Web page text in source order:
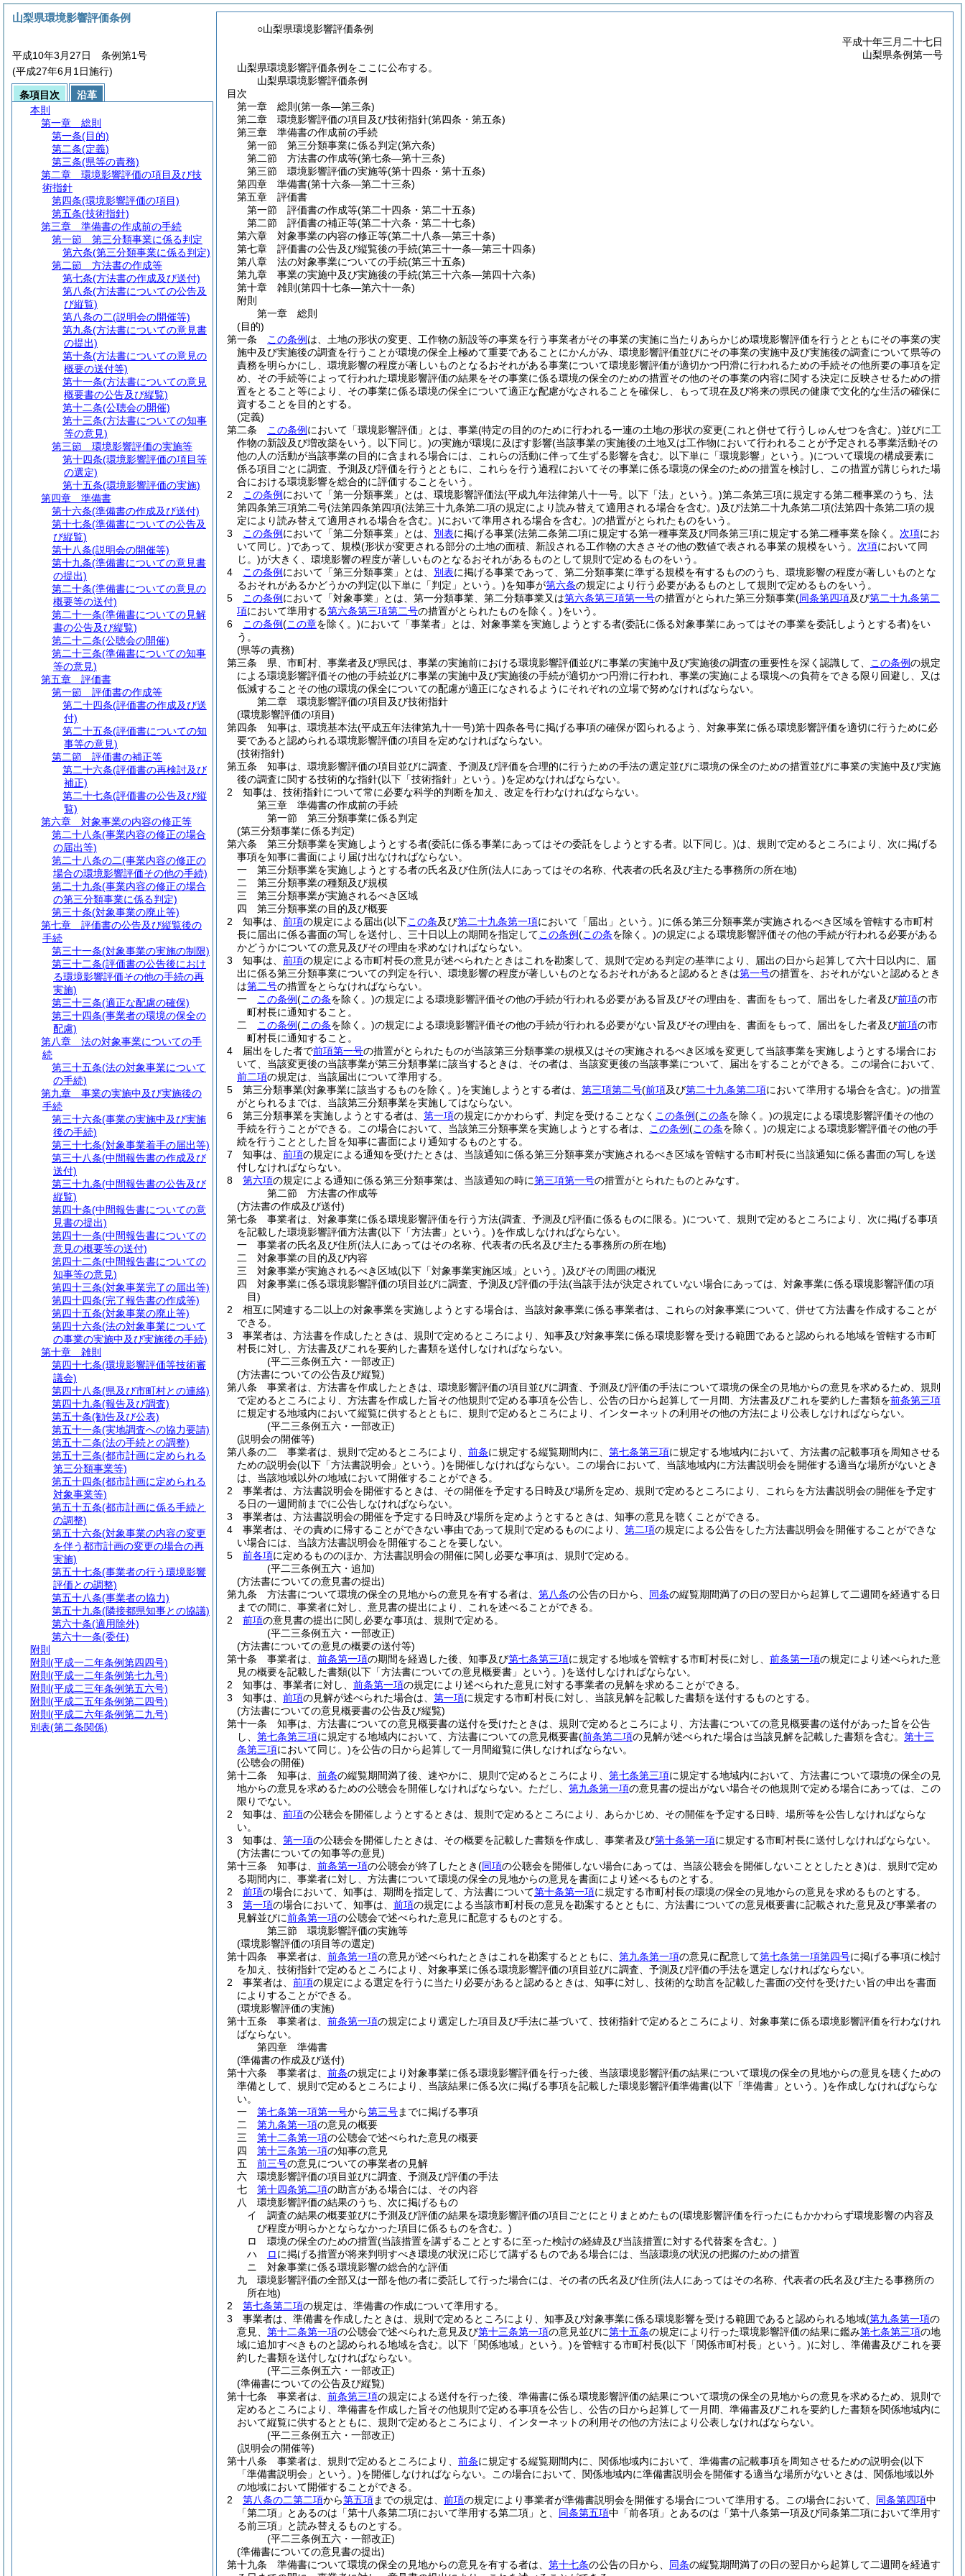
○山梨県環境影響評価条例
平成十年三月二十七日
山梨県条例第一号
山梨県環境影響評価条例をここに公布する。
山梨県環境影響評価条例
目次
第一章
総則 (第一条―第三条)
第二章
環境影響評価の項目及び技術指針(第四条・第五条)
第三章
準備書の作成前の手続
第一節
第三分類事業に係る判定(第六条)
第二節
方法書の作成等(第七条―第十三条)
第三節
環境影響評価の実施等(第十四条・第十五条)
第四章
準備書(第十六条―第二十三条)
第五章
評価書
第一節
評価書の作成等(第二十四条・第二十五条)
第二節
評価書の補正等(第二十六条・第二十七条)
第六章
対象事業の内容の修正等(第二十八条―第三十条)
第七章
評価書の公告及び縦覧後の手続(第三十一条―第三十四条)
第八章
法の対象事業についての手続(第三十五条)
第九章
事業の実施中及び実施後の手続(第三十六条―第四十六条)
第十章
雑則 (第四十七条―第六十一条)
附則
第一章
総則
(目的)
第一条
この条例 は、土地の形状の変更、工作物の新設等の事業を行う事業者がその事業の実施に当たりあらかじめ環境影響評価を行うとともにその事業の実
施中及び実施後の調査を行うことが環境の保全上極めて重要であることにかんがみ、環境影響評価並びにその事業の実施中及び実施後の調査について県等の
責務を明らかにし、環境影響の程度が著しいものとなるおそれがある事業について環境影響評価が適切かつ円滑に行われるための手続その他所要の事項を定
め、その手続等によって行われた環境影響評価の結果をその事業に係る環境の保全のための措置その他のその事業の内容に関する決定に反映させるための措
置をとること等により、その事業に係る環境の保全について適正な配慮がなされることを確保し、もって現在及び将来の県民の健康で文化的な生活の確保に
資することを目的とする。
(定義)
第二条
この条例 において「環境影響評価」とは、事業(特定の目的のために行われる一連の土地の形状の変更(これと併せて行うしゅんせつを含む。)並びに工
作物の新設及び増改築をいう。以下同じ。)の実施が環境に及ぼす影響(当該事業の実施後の土地又は工作物において行われることが予定される事業活動その
他の人の活動が当該事業の目的に含まれる場合には、これらの活動に伴って生ずる影響を含む。以下単に「環境影響」という。)について環境の構成要素に
係る項目ごとに調査、予測及び評価を行うとともに、これらを行う過程においてその事業に係る環境の保全のための措置を検討し、この措置が講じられた場
合における環境影響を総合的に評価することをいう。
2
この条例 において「第一分類事業」とは、環境影響評価法(平成九年法律第八十一号。以下「法」という。)第二条第三項に規定する第二種事業のうち、法
第四条第三項第二号(法第四条第四項(法第三十九条第二項の規定により読み替えて適用される場合を含む。)及び法第二十九条第二項(法第四十条第二項の規
定により読み替えて適用される場合を含む。)において準用される場合を含む。)の措置がとられたものをいう。
3
この条例 において「第二分類事業」とは、 別表に掲げる事業(法第二条第二項に規定する第一種事業及び同条第三項に規定する第二種事業を除く。 次項にお
いて同じ。)であって、規模(形状が変更される部分の土地の面積、新設される工作物の大きさその他の数値で表される事業の規模をいう。 次項において同
じ。)が大きく、環境影響の程度が著しいものとなるおそれがあるものとして規則で定めるものをいう。
4
この条例 において「第三分類事業」とは、 別表に掲げる事業であって、第二分類事業に準ずる規模を有するもののうち、環境影響の程度が著しいものとな
るおそれがあるかどうかの判定(以下単に「判定」という。)を知事が第六条の規定により行う必要があるものとして規則で定めるものをいう。
5
この条例 において「対象事業」とは、第一分類事業、第二分類事業又は第六条第三項第一号の措置がとられた第三分類事業(同条第四項及び第二十九条第二
項において準用する第六条第三項第二号の措置がとられたものを除く。)をいう。
6
この条例(この章を除く。)において「事業者」とは、対象事業を実施しようとする者(委託に係る対象事業にあってはその事業を委託しようとする者)をい
う。
(県等の責務)
第三条
県、市町村、事業者及び県民は、事業の実施前における環境影響評価並びに事業の実施中及び実施後の調査の重要性を深く認識して、 この条例の規定
による環境影響評価その他の手続並びに事業の実施中及び実施後の手続が適切かつ円滑に行われ、事業の実施による環境への負荷をできる限り回避し、又は
低減することその他の環境の保全についての配慮が適正になされるようにそれぞれの立場で努めなければならない。
第二章
環境影響評価の項目及び技術指針
(環境影響評価の項目)
第四条
知事は、環境基本法(平成五年法律第九十一号)第十四条各号に掲げる事項の確保が図られるよう、対象事業に係る環境影響評価を適切に行うために必
要であると認められる環境影響評価の項目を定めなければならない。
(技術指針)
第五条
知事は、環境影響評価の項目並びに調査、予測及び評価を合理的に行うための手法の選定並びに環境の保全のための措置並びに事業の実施中及び実施
後の調査に関する技術的な指針(以下「技術指針」という。)を定めなければならない。
2
知事は、技術指針について常に必要な科学的判断を加え、改定を行わなければならない。
第三章
準備書の作成前の手続
第一節
第三分類事業に係る判定
(第三分類事業に係る判定)
第六条
第三分類事業を実施しようとする者(委託に係る事業にあってはその委託をしようとする者。以下同じ。)は、規則で定めるところにより、次に掲げる
事項を知事に書面により届け出なければならない。
一
第三分類事業を実施しようとする者の氏名及び住所(法人にあってはその名称、代表者の氏名及び主たる事務所の所在地)
二
第三分類事業の種類及び規模
三
第三分類事業が実施されるべき区域
四
第三分類事業の目的及び概要
2
知事は、 前項の規定による届出(以下この条及び第二十九条第一項において「届出」という。)に係る第三分類事業が実施されるべき区域を管轄する市町村
長に届出に係る書面の写しを送付し、三十日以上の期間を指定してこの条例(この条を除く。)の規定による環境影響評価その他の手続が行われる必要がある
かどうかについての意見及びその理由を求めなければならない。
3
知事は、 前項の規定による市町村長の意見が述べられたときはこれを勘案して、規則で定める判定の基準により、届出の日から起算して六十日以内に、届
出に係る第三分類事業についての判定を行い、環境影響の程度が著しいものとなるおそれがあると認めるときは第一号の措置を、おそれがないと認めるとき
は第二号の措置をとらなければならない。
一
この条例(この条を除く。)の規定による環境影響評価その他の手続が行われる必要がある旨及びその理由を、書面をもって、届出をした者及び前項の市
町村長に通知すること。
二
この条例(この条を除く。)の規定による環境影響評価その他の手続が行われる必要がない旨及びその理由を、書面をもって、届出をした者及び前項の市
町村長に通知すること。
4
届出をした者で前項第一号の措置がとられたものが当該第三分類事業の規模又はその実施されるべき区域を変更して当該事業を実施しようとする場合にお
いて、当該変更後の当該事業が第三分類事業に該当するときは、その者は、当該変更後の当該事業について、届出をすることができる。
この場合において、
前二項の規定は、当該届出について準用する。
5
第三分類事業(対象事業に該当するものを除く。)を実施しようとする者は、 第三項第二号(前項及び第二十九条第二項において準用する場合を含む。)の措置
がとられるまでは、当該第三分類事業を実施してはならない。
6
第三分類事業を実施しようとする者は、 第一項の規定にかかわらず、判定を受けることなく この条例(この条を除く。)の規定による環境影響評価その他の
手続を行うことができる。
この場合において、当該第三分類事業を実施しようとする者は、 この条例(この条を除く。)の規定による環境影響評価その他の手
続を行うこととした旨を知事に書面により通知するものとする。
7
知事は、 前項の規定による通知を受けたときは、当該通知に係る第三分類事業が実施されるべき区域を管轄する市町村長に当該通知に係る書面の写しを送
付しなければならない。
8
第六項の規定による通知に係る第三分類事業は、当該通知の時に第三項第一号の措置がとられたものとみなす。
第二節
方法書の作成等
(方法書の作成及び送付)
第七条
事業者は、対象事業に係る環境影響評価を行う方法(調査、予測及び評価に係るものに限る。)について、規則で定めるところにより、次に掲げる事項
を記載した環境影響評価方法書(以下「方法書」という。)を作成しなければならない。
一
事業者の氏名及び住所(法人にあってはその名称、代表者の氏名及び主たる事務所の所在地)
二
対象事業の目的及び内容
三
対象事業が実施されるべき区域(以下「対象事業実施区域」という。)及びその周囲の概況
四
対象事業に係る環境影響評価の項目並びに調査、予測及び評価の手法(当該手法が決定されていない場合にあっては、対象事業に係る環境影響評価の項
目)
2
相互に関連する二以上の対象事業を実施しようとする場合は、当該対象事業に係る事業者は、これらの対象事業について、併せて方法書を作成することが
できる。
3
事業者は、方法書を作成したときは、規則で定めるところにより、知事及び対象事業に係る環境影響を受ける範囲であると認められる地域を管轄する市町
村長に対し、方法書及びこれを要約した書類を送付しなければならない。
(平二三条例五六・一部改正)
(方法書についての公告及び縦覧)
第八条
事業者は、方法書を作成したときは、環境影響評価の項目並びに調査、予測及び評価の手法について環境の保全の見地からの意見を求めるため、規則
で定めるところにより、方法書を作成した旨その他規則で定める事項を公告し、公告の日から起算して一月間、方法書及びこれを要約した書類を前条第三項
に規定する地域内において縦覧に供するとともに、規則で定めるところにより、インターネットの利用その他の方法により公表しなければならない。
(平二三条例五六・一部改正)
(説明会の開催等)
第八条の二
事業者は、規則で定めるところにより、 前条に規定する縦覧期間内に、 第七条第三項に規定する地域内において、方法書の記載事項を周知させる
ための説明会(以下「方法書説明会」という。)を開催しなければならない。
この場合において、当該地域内に方法書説明会を開催する適当な場所がないとき
は、当該地域以外の地域において開催することができる。
2
事業者は、方法書説明会を開催するときは、その開催を予定する日時及び場所を定め、規則で定めるところにより、これらを方法書説明会の開催を予定す
る日の一週間前までに公告しなければならない。
3
事業者は、方法書説明会の開催を予定する日時及び場所を定めようとするときは、知事の意見を聴くことができる。
4
事業者は、その責めに帰することができない事由であって規則で定めるものにより、 第二項の規定による公告をした方法書説明会を開催することができな
い場合には、当該方法書説明会を開催することを要しない。
5
前各項に定めるもののほか、方法書説明会の開催に関し必要な事項は、規則で定める。
(平二三条例五六・追加)
(方法書についての意見書の提出)
第九条
方法書について環境の保全の見地からの意見を有する者は、 第八条の公告の日から、 同条の縦覧期間満了の日の翌日から起算して二週間を経過する日
までの間に、事業者に対し、意見書の提出により、これを述べることができる。
2
前項の意見書の提出に関し必要な事項は、規則で定める。
(平二三条例五六・一部改正)
(方法書についての意見の概要の送付等)
第十条
事業者は、 前条第一項の期間を経過した後、知事及び第七条第三項に規定する地域を管轄する市町村長に対し、 前条第一項の規定により述べられた意
見の概要を記載した書類(以下「方法書についての意見概要書」という。)を送付しなければならない。
2
知事は、事業者に対し、 前条第一項の規定により述べられた意見に対する事業者の見解を求めることができる。
3
知事は、 前項の見解が述べられた場合は、 第一項に規定する市町村長に対し、当該見解を記載した書類を送付するものとする。
(方法書についての意見概要書の公告及び縦覧)
第十一条
知事は、方法書についての意見概要書の送付を受けたときは、規則で定めるところにより、方法書についての意見概要書の送付があった旨を公告
し、 第七条第三項に規定する地域内において、方法書についての意見概要書(前条第二項の見解が述べられた場合は当該見解を記載した書類を含む。 第十三
条第三項において同じ。)を公告の日から起算して一月間縦覧に供しなければならない。
(公聴会の開催)
第十二条
知事は、 前条の縦覧期間満了後、速やかに、規則で定めるところにより、 第七条第三項に規定する地域内において、方法書について環境の保全の見
地からの意見を求めるための公聴会を開催しなければならない。 ただし、 第九条第一項の意見書の提出がない場合その他規則で定める場合にあっては、この
限りでない。
2
知事は、 前項の公聴会を開催しようとするときは、規則で定めるところにより、あらかじめ、その開催を予定する日時、場所等を公告しなければならな
い。
3
知事は、 第一項の公聴会を開催したときは、その概要を記載した書類を作成し、事業者及び第十条第一項に規定する市町村長に送付しなければならない。
(方法書についての知事等の意見)
第十三条
知事は、 前条第一項の公聴会が終了したとき(同項の公聴会を開催しない場合にあっては、当該公聴会を開催しないこととしたとき)は、規則で定め
る期間内に、事業者に対し、方法書について環境の保全の見地からの意見を書面により述べるものとする。
2
前項の場合において、知事は、期間を指定して、方法書について第十条第一項に規定する市町村長の環境の保全の見地からの意見を求めるものとする。
3
第一項の場合において、知事は、 前項の規定による当該市町村長の意見を勘案するとともに、方法書についての意見概要書に記載された意見及び事業者の
見解並びに前条第一項の公聴会で述べられた意見に配意するものとする。
第三節
環境影響評価の実施等
(環境影響評価の項目等の選定)
第十四条
事業者は、 前条第一項の意見が述べられたときはこれを勘案するとともに、 第九条第一項の意見に配意して第七条第一項第四号に掲げる事項に検討
を加え、技術指針で定めるところにより、対象事業に係る環境影響評価の項目並びに調査、予測及び評価の手法を選定しなければならない。
2
事業者は、 前項の規定による選定を行うに当たり必要があると認めるときは、知事に対し、技術的な助言を記載した書面の交付を受けたい旨の申出を書面
によりすることができる。
(環境影響評価の実施)
第十五条
事業者は、 前条第一項の規定により選定した項目及び手法に基づいて、技術指針で定めるところにより、対象事業に係る環境影響評価を行わなけれ
ばならない。
第四章
準備書
(準備書の作成及び送付)
第十六条
事業者は、 前条の規定により対象事業に係る環境影響評価を行った後、当該環境影響評価の結果について環境の保全の見地からの意見を聴くための
準備として、規則で定めるところにより、当該結果に係る次に掲げる事項を記載した環境影響評価準備書(以下「準備書」という。)を作成しなければならな
い。
一
第七条第一項第一号から第三号までに掲げる事項
二
第九条第一項の意見の概要
三
第十二条第一項の公聴会で述べられた意見の概要
四
第十三条第一項の知事の意見
五
前三号の意見についての事業者の見解
六
環境影響評価の項目並びに調査、予測及び評価の手法
七
第十四条第二項の助言がある場合には、その内容
八
環境影響評価の結果のうち、次に掲げるもの
イ
調査の結果の概要並びに予測及び評価の結果を環境影響評価の項目ごとにとりまとめたもの(環境影響評価を行ったにもかかわらず環境影響の内容及
び程度が明らかとならなかった項目に係るものを含む。)
ロ
環境の保全のための措置(当該措置を講ずることとするに至った検討の経緯及び当該措置に対する代替案を含む。)
ハ
ロに掲げる措置が将来判明すべき環境の状況に応じて講ずるものである場合には、当該環境の状況の把握のための措置
ニ
対象事業に係る環境影響の総合的な評価
九
環境影響評価の全部又は一部を他の者に委託して行った場合には、その者の氏名及び住所(法人にあってはその名称、代表者の氏名及び主たる事務所の
所在地)
2
第七条第二項の規定は、準備書の作成について準用する。
3
事業者は、準備書を作成したときは、規則で定めるところにより、知事及び対象事業に係る環境影響を受ける範囲であると認められる地域(第九条第一項の
意見、 第十二条第一項の公聴会で述べられた意見及び第十三条第一項の意見並びに第十五条の規定により行った環境影響評価の結果に鑑み第七条第三項の地
域に追加すべきものと認められる地域を含む。以下「関係地域」という。)を管轄する市町村長(以下「関係市町村長」という。)に対し、準備書及びこれを要
約した書類を送付しなければならない。
(平二三条例五六・一部改正)
(準備書についての公告及び縦覧)
第十七条
事業者は、 前条第三項の規定による送付を行った後、準備書に係る環境影響評価の結果について環境の保全の見地からの意見を求めるため、規則で
定めるところにより、準備書を作成した旨その他規則で定める事項を公告し、公告の日から起算して一月間、準備書及びこれを要約した書類を関係地域内に
おいて縦覧に供するとともに、規則で定めるところにより、インターネットの利用その他の方法により公表しなければならない。
(平二三条例五六・一部改正)
(説明会の開催等)
第十八条
事業者は、規則で定めるところにより、 前条に規定する縦覧期間内に、関係地域内において、準備書の記載事項を周知させるための説明会(以下
「準備書説明会」という。)を開催しなければならない。
この場合において、関係地域内に準備書説明会を開催する適当な場所がないときは、関係地域以外
の地域において開催することができる。
2
第八条の二第二項から第五項までの規定は、 前項の規定により事業者が準備書説明会を開催する場合について準用する。 この場合において、 同条第四項中
「第二項」とあるのは「第十八条第二項において準用する第二項」と、 同条第五項中「前各項」とあるのは「第十八条第一項及び同条第二項において準用す
る前三項」と読み替えるものとする。
(平二三条例五六・一部改正)
(準備書についての意見書の提出)
第十九条
準備書について環境の保全の見地からの意見を有する者は、 第十七条の公告の日から、 同条の縦覧期間満了の日の翌日から起算して二週間を経過す
山梨県環境影響評価条例
平成10年3月27日 条例第1号
(平成27年6月1日施行)
条項目次
沿革
本則
第一章
総則
第一条(目的)
第二条(定義)
第三条(県等の責務)
第二章
環境影響評価の項目及び技
術指針
第四条(環境影響評価の項目)
第五条(技術指針)
第三章
準備書の作成前の手続
第一節
第三分類事業に係る判定
第六条(第三分類事業に係る判定)
第二節
方法書の作成等
第七条(方法書の作成及び送付)
第八条(方法書についての公告及
び縦覧)
第八条の二(説明会の開催等)
第九条(方法書についての意見書
の提出)
第十条(方法書についての意見の
概要の送付等)
第十一条(方法書についての意見
概要書の公告及び縦覧)
第十二条(公聴会の開催)
第十三条(方法書についての知事
等の意見)
第三節
環境影響評価の実施等
第十四条(環境影響評価の項目等
の選定)
第十五条(環境影響評価の実施)
第四章
準備書
第十六条(準備書の作成及び送付)
第十七条(準備書についての公告及
び縦覧)
第十八条(説明会の開催等)
第十九条(準備書についての意見書
の提出)
第二十条(準備書についての意見の
概要等の送付)
第二十一条(準備書についての見解
書の公告及び縦覧)
第二十二条(公聴会の開催)
第二十三条(準備書についての知事
等の意見)
第五章
評価書
第一節
評価書の作成等
第二十四条(評価書の作成及び送
付)
第二十五条(評価書についての知
事等の意見)
第二節
評価書の補正等
第二十六条(評価書の再検討及び
補正)
第二十七条(評価書の公告及び縦
覧)
第六章
対象事業の内容の修正等
第二十八条(事業内容の修正の場合
の届出等)
第二十八条の二(事業内容の修正の
場合の環境影響評価その他の手続)
第二十九条(事業内容の修正の場合
の第三分類事業に係る判定)
第三十条(対象事業の廃止等)
第七章
評価書の公告及び縦覧後の
手続
第三十一条(対象事業の実施の制限)
第三十二条(評価書の公告後におけ
る環境影響評価その他の手続の再
実施)
第三十三条(適正な配慮の確保)
第三十四条(事業者の環境の保全の
配慮)
第八章
法の対象事業についての手
続
第三十五条(法の対象事業について
の手続)
第九章
事業の実施中及び実施後の
手続
第三十六条(事業の実施中及び実施
後の手続)
第三十七条(対象事業着手の届出等)
第三十八条(中間報告書の作成及び
送付)
第三十九条(中間報告書の公告及び
縦覧)
第四十条(中間報告書についての意
見書の提出)
第四十一条(中間報告書についての
意見の概要等の送付)
第四十二条(中間報告書についての
知事等の意見)
第四十三条(対象事業完了の届出等)
第四十四条(完了報告書の作成等)
第四十五条(対象事業の廃止等)
第四十六条(法の対象事業について
の事業の実施中及び実施後の手続)
第十章
雑則
第四十七条(環境影響評価等技術審
議会)
第四十八条(県及び市町村との連絡)
第四十九条(報告及び調査)
第五十条(勧告及び公表)
第五十一条(実地調査への協力要請)
第五十二条(法の手続との調整)
第五十三条(都市計画に定められる
第三分類事業等)
第五十四条(都市計画に定められる
対象事業等)
第五十五条(都市計画に係る手続と
の調整)
第五十六条(対象事業の内容の変更
を伴う都市計画の変更の場合の再
実施)
第五十七条(事業者の行う環境影響
評価との調整)
第五十八条(事業者の協力)
第五十九条(隣接都県知事との協議)
第六十条(適用除外)
第六十一条(委任)
附則
附則 (平成一二年条例第四四号)
附則 (平成一二年条例第七九号)
附則 (平成二三年条例第五六号)
附則 (平成二五年条例第二四号)
附則 (平成二六年条例第二九号)
別表(第二条関係)